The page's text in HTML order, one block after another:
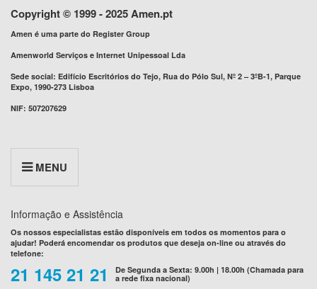
Copyright © 1999 - 2025 Amen.pt
Amen é uma parte do Register Group
Amenworld Serviços e Internet Unipessoal Lda
Sede social: Edifício Escritórios do Tejo, Rua do Pólo Sul, Nº 2 – 3ºB-1, Parque
Expo, 1990-273 Lisboa
NIF: 507207629
MENU
Informação e Assistência
Os nossos especialistas estão disponíveis em todos os momentos para o
ajudar! Poderá encomendar os produtos que deseja on-line ou através do
telefone:
21 145 21 21
De Segunda a Sexta: 9.00h | 18.00h (Chamada para
a rede fixa nacional)